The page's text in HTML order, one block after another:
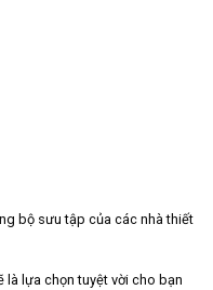
bộ sưu tập của các nhà thiết
lựa chọn tuyệt vời cho bạn